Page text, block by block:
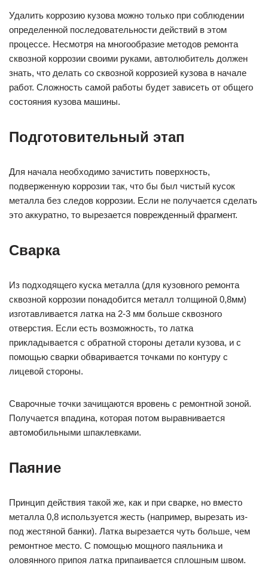
Удалить коррозию кузова можно только при соблюдении
определенной последовательности действий в этом
процессе. Несмотря на многообразие методов ремонта
сквозной коррозии своими руками, автолюбитель должен
знать, что делать со сквозной коррозией кузова в начале
работ. Сложность самой работы будет зависеть от общего
состояния кузова машины.
Подготовительный этап
Для начала необходимо зачистить поверхность,
подверженную коррозии так, что бы был чистый кусок
металла без следов коррозии. Если не получается сделать
это аккуратно, то вырезается поврежденный фрагмент.
Сварка
Из подходящего куска металла (для кузовного ремонта
сквозной коррозии понадобится металл толщиной 0,8мм)
изготавливается латка на 2-3 мм больше сквозного
отверстия. Если есть возможность, то латка
прикладывается с обратной стороны детали кузова, и с
помощью сварки обваривается точками по контуру с
лицевой стороны.
Сварочные точки зачищаются вровень с ремонтной зоной.
Получается впадина, которая потом выравнивается
автомобильными шпаклевками.
Паяние
Принцип действия такой же, как и при сварке, но вместо
металла 0,8 используется жесть (например, вырезать из-
под жестяной банки). Латка вырезается чуть больше, чем
ремонтное место. С помощью мощного паяльника и
оловянного припоя латка припаивается сплошным швом.